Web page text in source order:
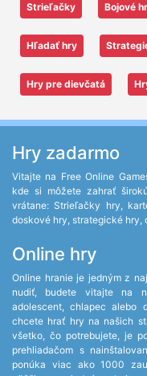
Strieľačky Bojové
Hľadať hry
Hry pre dievčatá
Hry zadarmo
Vitajte na Free Online
kde si môžete zahrať
vrátane: Strieľačky hry,
doskové hry, strategické hry,
Online hry
Online hranie je jedným z
nudiť, budete vitajte na
adolescent, chlapec alebo
chcete hrať hry na našich
všetko, čo potrebujete, je
prehliadačom s
ponúka viac ako 1000